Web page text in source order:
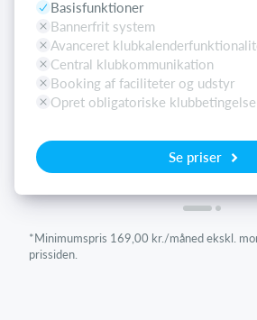
Basisfunktioner
Bannerfrit system
Avanceret
Central klubkommunikation
Booking af faciliteter og udstyr
Opret obligatoriske
Se priser
*Minimumspris 169,00 kr./måned ekskl.
prissiden.